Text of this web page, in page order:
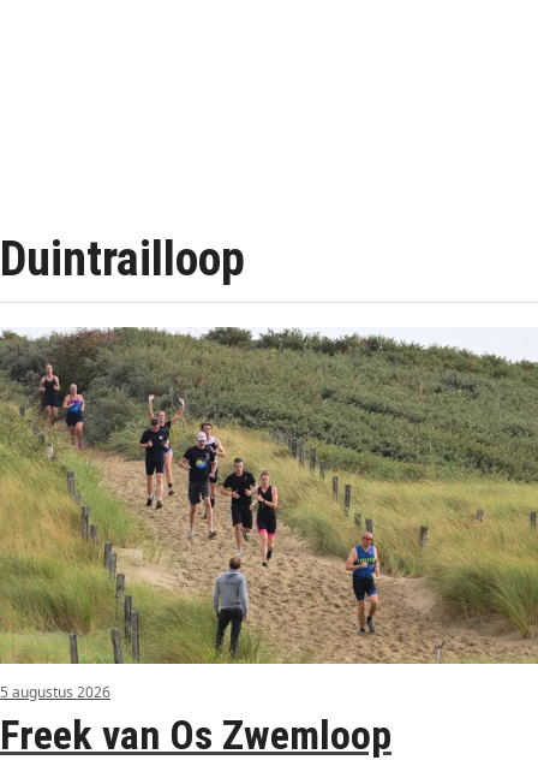
Duintrailloop
5 augustus 2026
Freek van Os Zwemloop